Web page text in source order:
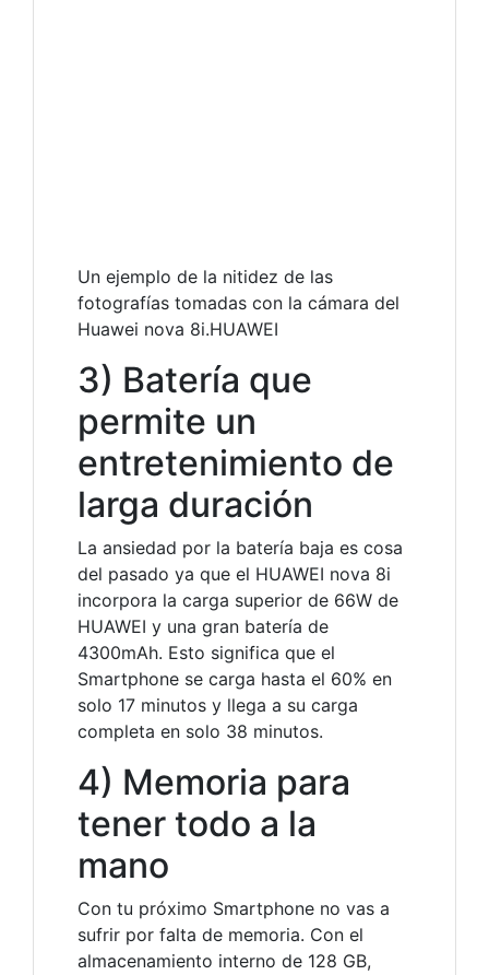
Un ejemplo de la nitidez de las
fotografías tomadas con la cámara del
Huawei nova 8i.HUAWEI
3) Batería que
permite un
entretenimiento de
larga duración
La ansiedad por la batería baja es cosa
del pasado ya que el HUAWEI nova 8i
incorpora la carga superior de 66W de
HUAWEI y una gran batería de
4300mAh. Esto significa que el
Smartphone se carga hasta el 60% en
solo 17 minutos y llega a su carga
completa en solo 38 minutos.
4) Memoria para
tener todo a la
mano
Con tu próximo Smartphone no vas a
sufrir por falta de memoria. Con el
almacenamiento interno de 128 GB,